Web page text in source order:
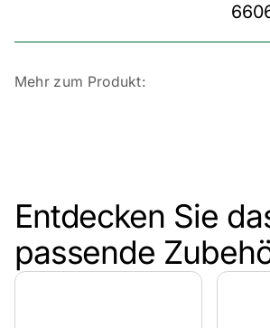
Mehr zum Produkt:
Design, das Form und Funktion verbindet
Entdecken Sie
passende